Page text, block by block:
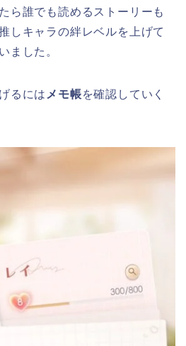
ら誰でも読めるストーリーも
しキャラの絆レベルを上げて
ました。
るには メモ帳を確認していく